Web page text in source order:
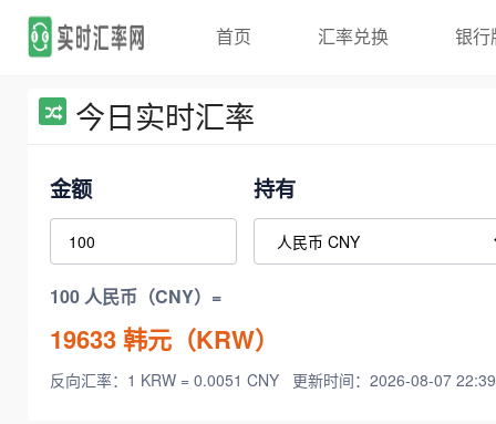
首页 汇率兑换 银行
今日实时汇率
金额 持有
100 人民币（CNY）=
19633韩元（KRW）
反向汇率：1 KRW = 0.0051 CNY 更新时间：2026-08-07